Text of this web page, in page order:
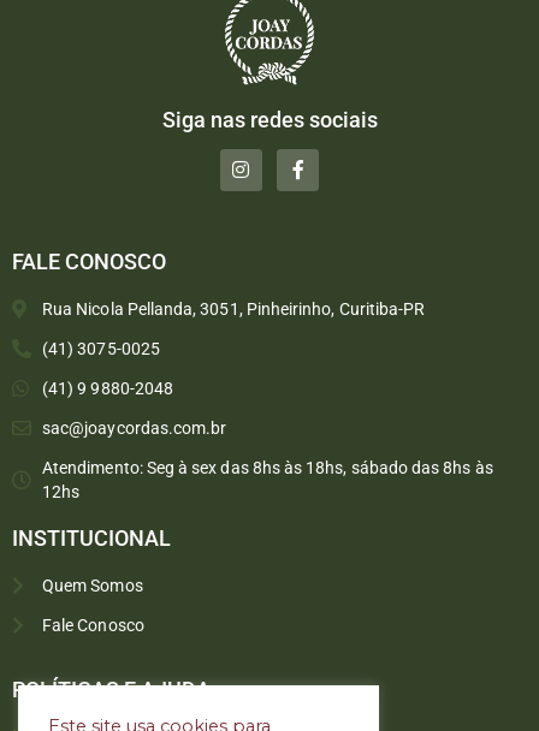
Siga nas redes sociais
FALE CONOSCO
Rua Nicola Pellanda, 3051, Pinheirinho, Curitiba-PR
(41) 3075-0025
(41) 9 9880-2048
sac@joaycordas.com.br
Atendimento: Seg à sex das 8hs às 18hs, sábado das 8hs às
12hs
INSTITUCIONAL
Quem Somos
Fale Conosco
POLÍTICAS E AJUDA
Este site usa cookies para